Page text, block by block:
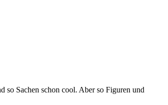
so Sachen schon cool. Aber so Figuren und